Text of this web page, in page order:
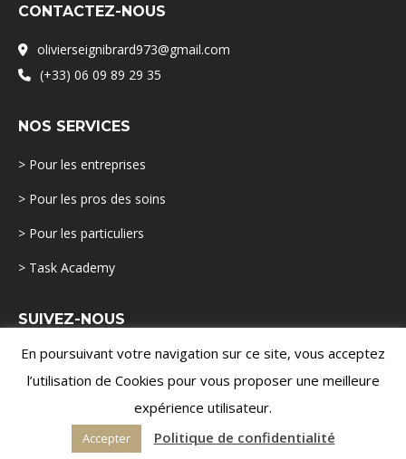
CONTACTEZ-NOUS
olivierseignibrard973@gmail.com
(+33) 06 09 89 29 35
NOS SERVICES
> Pour les entreprises
> Pour les pros des soins
> Pour les particuliers
> Task Academy
SUIVEZ-NOUS
© 2026 TASK - Tous droits réservés
En poursuivant votre navigation sur ce site, vous acceptez
l’utilisation de Cookies pour vous proposer une meilleure
expérience utilisateur.
Accepter Politique de confidentialité